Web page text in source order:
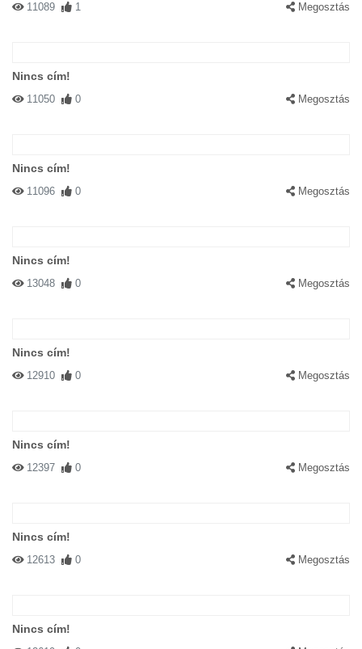
11089 1 Megosztás
Nincs cím!
11050 0 Megosztás
Nincs cím!
11096 0 Megosztás
Nincs cím!
13048 0 Megosztás
Nincs cím!
12910 0 Megosztás
Nincs cím!
12397 0 Megosztás
Nincs cím!
12613 0 Megosztás
Nincs cím!